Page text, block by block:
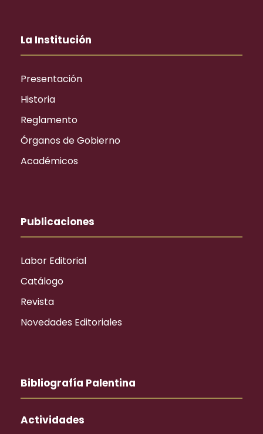
La Institución
Presentación
Historia
Reglamento
Órganos de Gobierno
Académicos
Publicaciones
Labor Editorial
Catálogo
Revista
Novedades Editoriales
Bibliografía Palentina
Actividades